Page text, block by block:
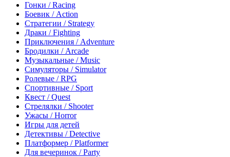
Гонки / Racing
Боевик / Action
Стратегии / Strategy
Драки / Fighting
Приключения / Adventure
Бродилки / Arcade
Музыкальные / Music
Симуляторы / Simulator
Ролевые / RPG
Спортивные / Sport
Квест / Quest
Стрелялки / Shooter
Ужасы / Horror
Игры для детей
Детективы / Detective
Платформер / Platformer
Для вечеринок / Party